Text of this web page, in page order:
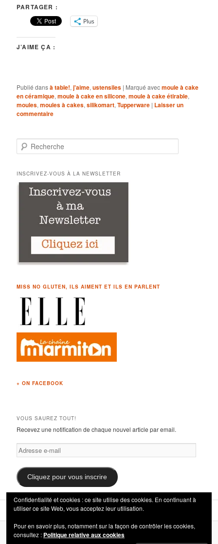
PARTAGER :
Plus
J’AIME ÇA :
Publié dansà table!,j'aime,ustensiles | Marqué avecmoule à cake
en céramique,moule à cake en silicone,moule à cake étirable,
moules,moules à cakes,silikomart,Tupperware | Laisser un
commentaire
e
h
INSCRIVEZ-VOUS À LA NEWSLETTER
MISS NO GLUTEN, ILS AIMENT ET ILS EN PARLENT
+ ON FACEBOOK
VOUS SAUREZ TOUT!
Recevez une notification de chaque nouvel article par email.
Adresse
e-
mail
Cliquez pour vous inscrire
Fièrement propulsé par WordPress
Confidentialité et cookies : ce site utilise des cookies. En continuant à
utiliser ce site Web, vous acceptez leur utilisation.
Pour en savoir plus, notamment sur la façon de contrôler les cookies,
consultez : Politique relative aux cookies